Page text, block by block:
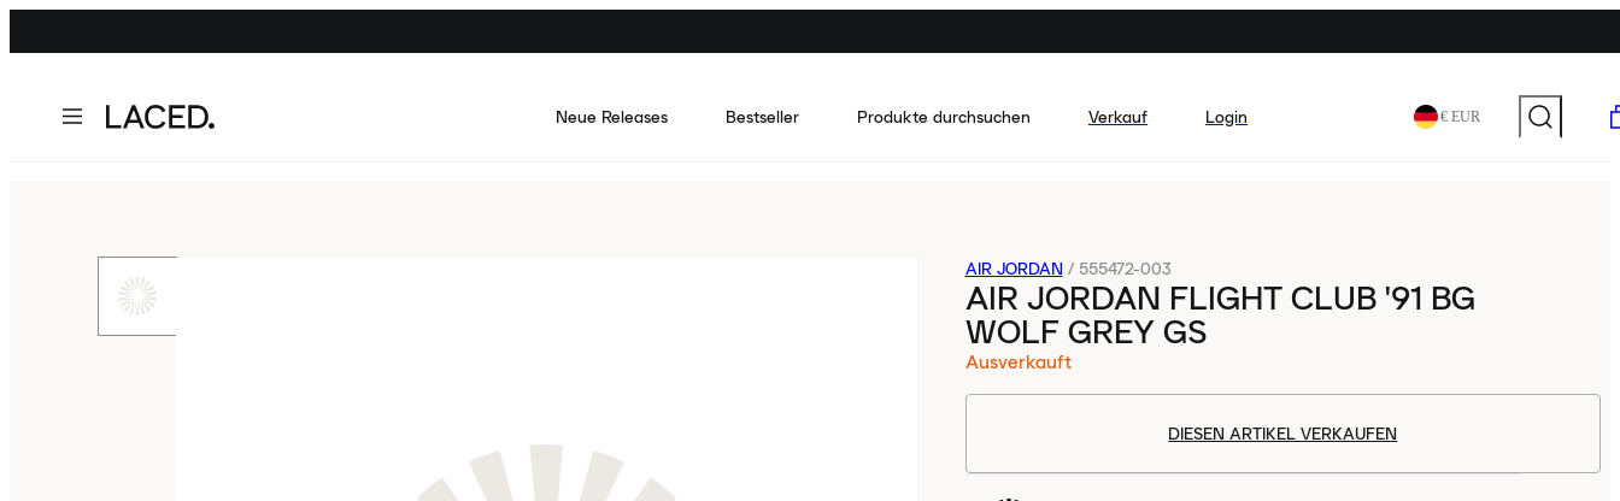
Neue Releases Bestseller Produkte durchsuchen Verkauf Login € EUR
AIR JORDAN / 555472-003
AIR JORDAN FLIGHT CLUB '91 BG
WOLF GREY GS
Ausverkauft
DIESEN ARTIKEL VERKAUFEN